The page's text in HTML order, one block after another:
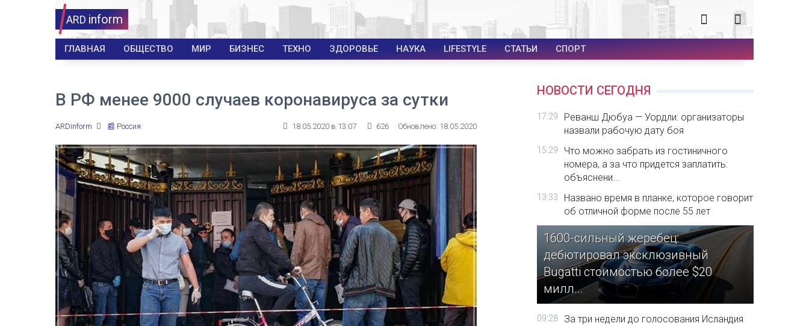
ARD inform
ГЛАВНАЯ ОБЩЕСТВО МИР БИЗНЕС ТЕХНО ЗДОРОВЬЕ НАУКА LIFESTYLE СТАТЬИ СПОРТ
В РФ менее 9000 случаев коронавируса за сутки
ARDinform 📰 Россия 18.05.2020 в 13:07 626 Обновлено: 18.05.2020
НОВОСТИ СЕГОДНЯ
17:29
Реванш Дюбуа — Уордли: организаторы
назвали рабочую дату боя
15:29
Что можно забрать из гостиничного
номера, а за что придется заплатить:
объяснени...
13:33
Названо время в планке, которое говорит
об отличной форме после 55 лет
1600-сильный жеребец:
дебютировал эксклюзивный
Bugatti стоимостью более $20
милл...
09:28
За три недели до голосования Исландия